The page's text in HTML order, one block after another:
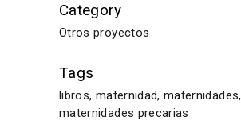
Category
Otros proyectos
Tags
libros, maternidad, maternidades,
maternidades precarias